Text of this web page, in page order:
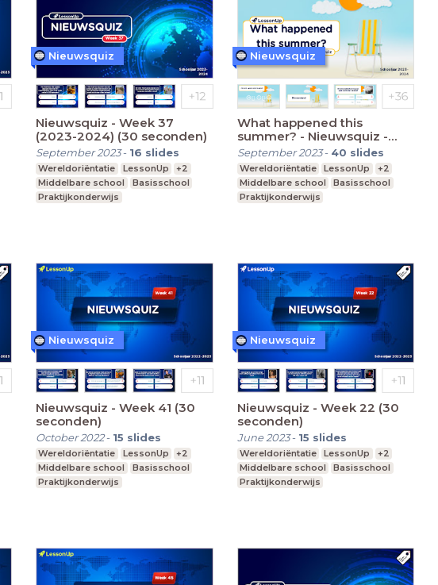
Nieuwsquiz - Week 37
(2023-2024) (30 seconden)
September 2023- 16 slides
Wereldoriëntatie LessonUp
+2
Middelbare school
Basisschool
Praktijkonderwijs
Nieuwsquiz
What happened this
summer? - Nieuwsquiz -
Editie 2023 (30 seconden)
September 2023- 40 slides
Wereldoriëntatie LessonUp
+2
Middelbare school
Basisschool
Praktijkonderwijs
Nieuwsquiz
Nieuwsquiz - Week 41 (30
seconden)
October 2022- 15 slides
Wereldoriëntatie LessonUp
+2
Middelbare school
Basisschool
Praktijkonderwijs
Nieuwsquiz
Nieuwsquiz - Week 22 (30
seconden)
June 2023- 15 slides
Wereldoriëntatie LessonUp
+2
Middelbare school
Basisschool
Praktijkonderwijs
Nieuwsquiz